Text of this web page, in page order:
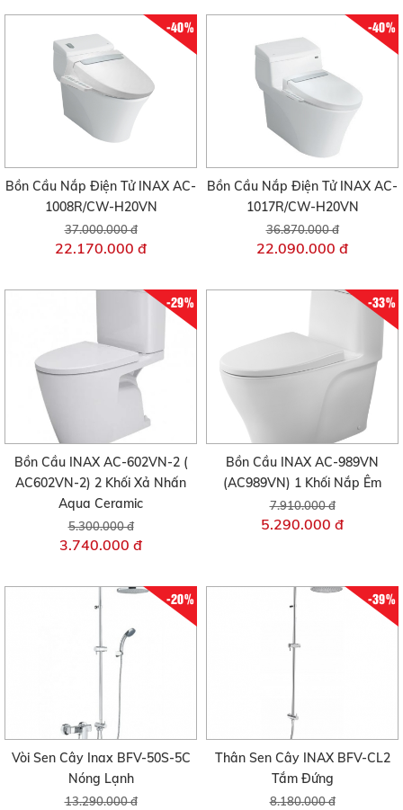
-40%
Bồn Cầu Nắp Điện Tử INAX AC-
1008R/CW-H20VN
37.000.000 đ
22.170.000 đ
-40%
Bồn Cầu Nắp Điện Tử INAX AC-
1017R/CW-H20VN
36.870.000 đ
22.090.000 đ
-29%
Bồn Cầu INAX AC-602VN-2 (
AC602VN-2) 2 Khối Xả Nhấn
Aqua Ceramic
5.300.000 đ
3.740.000 đ
-33%
Bồn Cầu INAX AC-989VN
(AC989VN) 1 Khối Nắp Êm
7.910.000 đ
5.290.000 đ
-20%
Vòi Sen Cây Inax BFV-50S-5C
Nóng Lạnh
13.290.000 đ
-39%
Thân Sen Cây INAX BFV-CL2
Tắm Đứng
8.180.000 đ